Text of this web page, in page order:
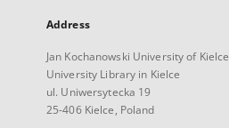
Address
Jan Kochanowski University of Kielce
University Library in Kielce
ul. Uniwersytecka 19
25-406 Kielce, Poland